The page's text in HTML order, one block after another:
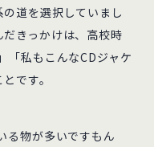
道を選択していまし
きっかけは、高校時
「私もこんなCDジャケ
です。
る物が多いですもん